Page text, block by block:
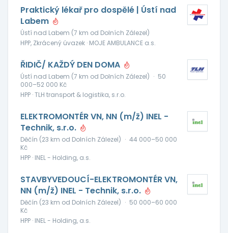
Praktický lékař pro dospělé | Ústí nad
Labem
Ústí nad Labem (7 km od Dolních Zálezel)
HPP, Zkrácený úvazek · MOJE AMBULANCE a.s.
ŘIDIČ/ KAŽDÝ DEN DOMA
Ústí nad Labem (7 km od Dolních Zálezel) · 50
000–52 000 Kč
HPP · TLH transport & logistika, s.r.o.
ELEKTROMONTÉR VN, NN (m/ž) INEL -
Technik, s.r.o.
Děčín (23 km od Dolních Zálezel) · 44 000–50 000
Kč
HPP · INEL - Holding, a.s.
STAVBYVEDOUCÍ-ELEKTROMONTÉR VN,
NN (m/ž) INEL - Technik, s.r.o.
Děčín (23 km od Dolních Zálezel) · 50 000–60 000
Kč
HPP · INEL - Holding, a.s.